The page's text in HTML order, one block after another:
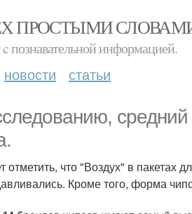
ПРОСТЫМИ
познавательной информацией.
новости статьи
что "Воздух" в пакетах
Кроме того, форма